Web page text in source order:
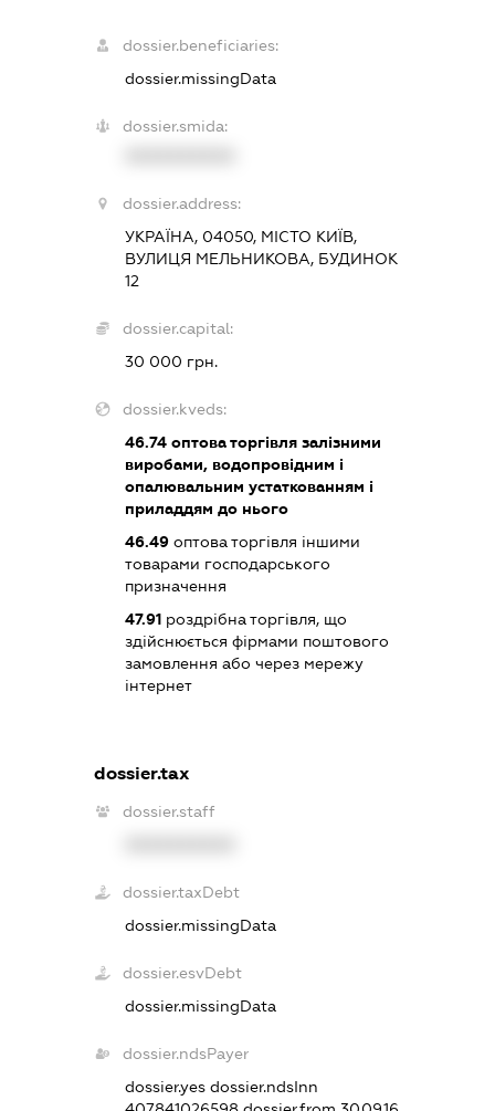
dossier.beneficiaries:
dossier.missingData
dossier.smida:
dossier.address:
УКРАЇНА, 04050, МІСТО КИЇВ,
ВУЛИЦЯ МЕЛЬНИКОВА, БУДИНОК
12
dossier.capital:
30 000 грн.
dossier.kveds:
46.74оптова торгівля залізними
виробами, водопровідним і
опалювальним устаткованням і
приладдям до нього
46.49оптова торгівля іншими
товарами господарського
призначення
47.91роздрібна торгівля, що
здійснюється фірмами поштового
замовлення або через мережу
інтернет
dossier.tax
dossier.staff
dossier.taxDebt
dossier.missingData
dossier.esvDebt
dossier.missingData
dossier.ndsPayer
dossier.yes dossier.ndsInn